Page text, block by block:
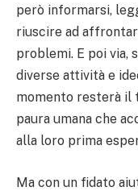
però informarsi,
riuscire ad
problemi. E poi via,
diverse attività e
momento resterà il
paura umana che
alla loro prima
Ma con un fidato